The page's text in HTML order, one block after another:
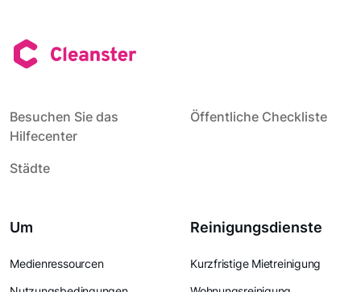
Besuchen Sie das
Hilfecenter
Öffentliche Checkliste
Städte
Um
Medienressourcen
Reinigungsdienste
Kurzfristige Mietreinigung